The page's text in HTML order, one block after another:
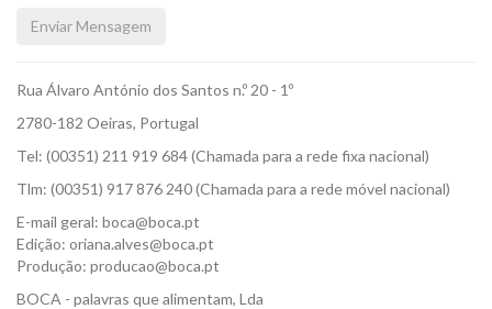
Enviar Mensagem
Rua Álvaro António dos Santos n.º 20 - 1º
2780-182 Oeiras, Portugal
Tel: (00351) 211 919 684 (Chamada para a rede fixa nacional)
Tlm: (00351) 917 876 240 (Chamada para a rede móvel nacional)
E-mail geral: boca@boca.pt
Edição: oriana.alves@boca.pt
Produção: producao@boca.pt
BOCA - palavras que alimentam, Lda